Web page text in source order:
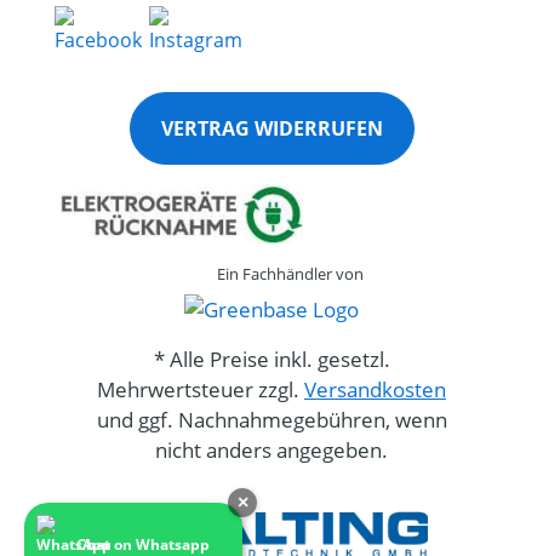
Chat on Whatsapp
×
VERTRAG WIDERRUFEN
Ein Fachhändler von
* Alle Preise inkl. gesetzl.
Mehrwertsteuer zzgl. Versandkosten
und ggf. Nachnahmegebühren, wenn
nicht anders angegeben.